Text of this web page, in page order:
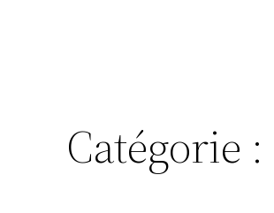
Catégorie :